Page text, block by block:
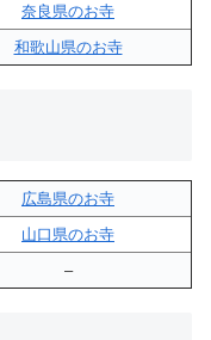
奈良県のお寺
和歌山県のお寺
広島県のお寺
山口県のお寺
–